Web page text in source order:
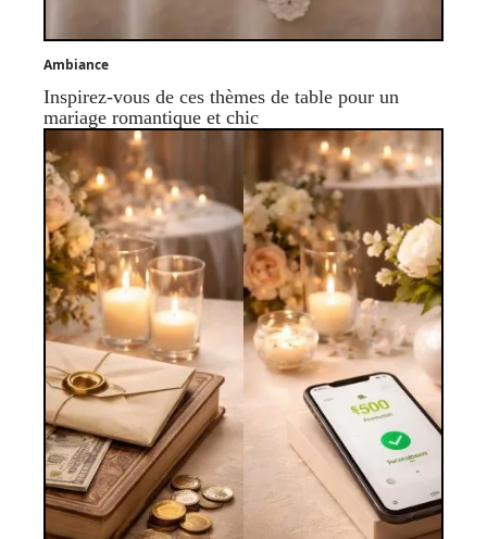
Ambiance
Inspirez-vous de ces thèmes de table pour un
mariage romantique et chic